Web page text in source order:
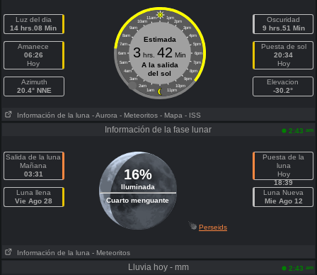
Luz del dia
14 hrs.08 Min
Amanece
06:26
Hoy
Azimuth
20.4° NNE
11am 1pm
10am 2pm
9am 3pm
8am 4pm
7am 5pm
6am 6pm
5am 7pm
4am 8pm
3am 9pm
2am 10pm
1am 11pm
Estimada
3 hrs.42 Min
A la salida
del sol
Oscuridad
9 hrs.51 Min
Puesta de sol
20:34
Hoy
Elevacion
-30.2°
Información de la luna - Aurora - Meteoritos - Mapa - ISS
Información de la fase lunar 2:43 am
Salida de la luna
Mañana
03:31
Luna llena
Vie Ago 28
16%
Iluminada
Cuarto menguante
Puesta de la
luna
Hoy
18:39
Luna Nueva
Mie Ago 12
Perseids
Información de la luna - Meteoritos
Lluvia hoy - mm 2:43 am